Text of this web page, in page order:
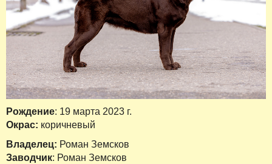
Рождение: 19 марта 2023 г.
Окрас: коричневый
Владелец: Роман Земсков
Заводчик: Роман Земсков